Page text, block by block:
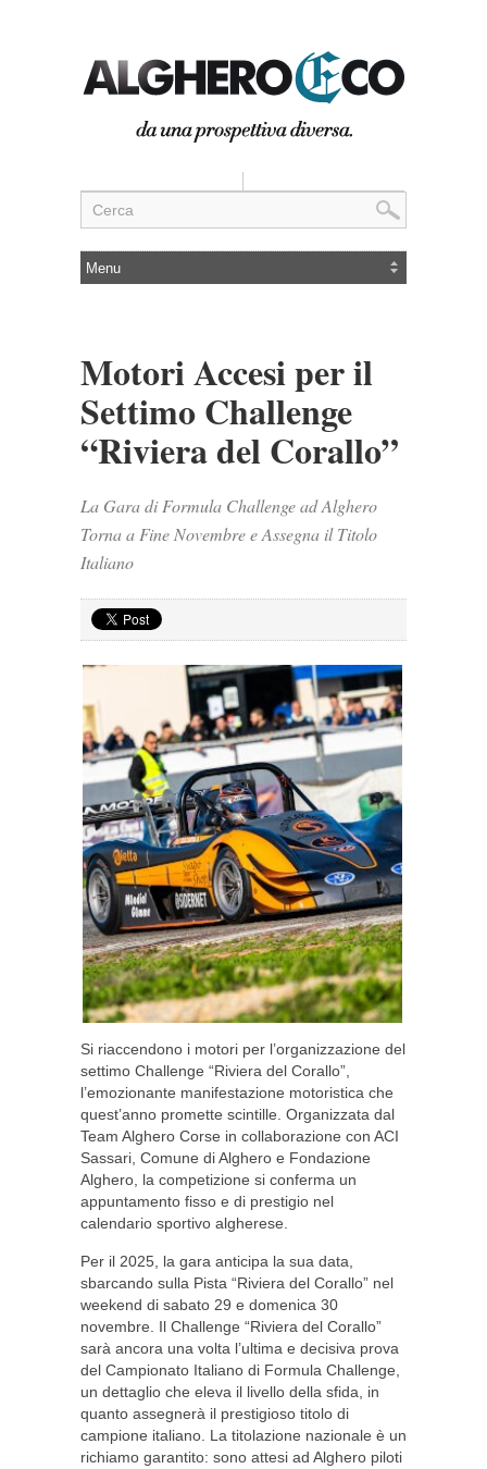
Motori Accesi per il
Settimo Challenge
“Riviera del Corallo”
La Gara di Formula Challenge ad Alghero
Torna a Fine Novembre e Assegna il Titolo
Italiano
Si riaccendono i motori per l’organizzazione del
settimo Challenge “Riviera del Corallo”,
l’emozionante manifestazione motoristica che
quest’anno promette scintille. Organizzata dal
Team Alghero Corse in collaborazione con ACI
Sassari, Comune di Alghero e Fondazione
Alghero, la competizione si conferma un
appuntamento fisso e di prestigio nel
calendario sportivo algherese.
Per il 2025, la gara anticipa la sua data,
sbarcando sulla Pista “Riviera del Corallo” nel
weekend di sabato 29 e domenica 30
novembre. Il Challenge “Riviera del Corallo”
sarà ancora una volta l’ultima e decisiva prova
del Campionato Italiano di Formula Challenge,
un dettaglio che eleva il livello della sfida, in
quanto assegnerà il prestigioso titolo di
campione italiano. La titolazione nazionale è un
richiamo garantito: sono attesi ad Alghero piloti